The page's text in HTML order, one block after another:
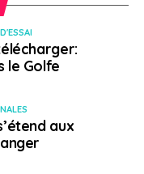
le Golfe
aux